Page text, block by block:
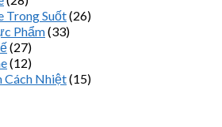
Trong Suốt(26)
Phẩm(33)
(27)
(12)
Cách Nhiệt(15)